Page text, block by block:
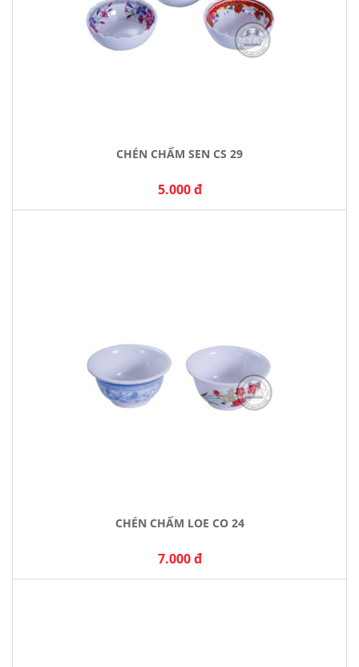
CHÉN CHẤM SEN CS 29
5.000 đ
CHÉN CHẤM LOE CO 24
7.000 đ